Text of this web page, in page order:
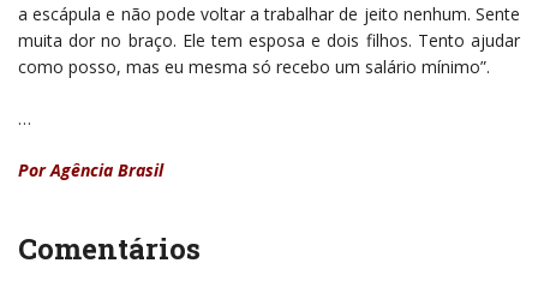
a escápula e não pode voltar a trabalhar de jeito nenhum. Sente
muita dor no braço. Ele tem esposa e dois filhos. Tento ajudar
como posso, mas eu mesma só recebo um salário mínimo”.
…
Por Agência Brasil
Comentários